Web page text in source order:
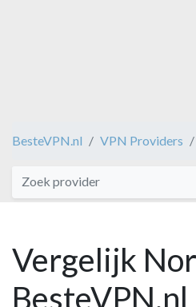
BesteVPN.nl VPN Providers
Vergelijk
BesteVPN.nl